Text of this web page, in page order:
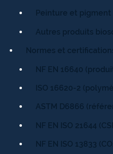
Peinture et pigment
Autres produits
Normes et
NF EN 16640
ISO 16620-2
ASTM D6866
NF EN ISO 21644
NF EN ISO 13833